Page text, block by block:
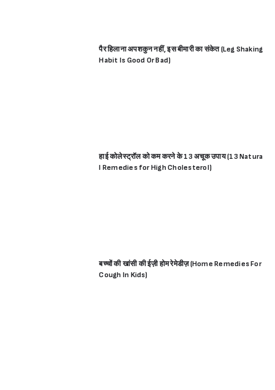
पैर हिलाना अपशकुन नहीं, इस बीमारी का संकेत (Leg Shaking
Habit Is Good Or Bad)
हाई कोलेस्ट्रॉल को कम करने के 13 अचूक उपाय (13 Natura
l Remedies for High Cholesterol)
बच्चों की खांसी की ईज़ी होम रेमेडीज़ (Home Remedies For
Cough In Kids)